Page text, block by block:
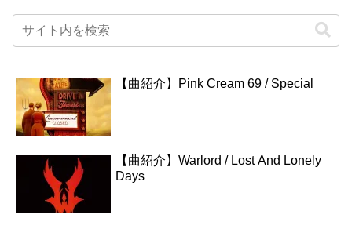
【曲紹介】Pink Cream 69 / Special
【曲紹介】Warlord / Lost And Lonely
Days